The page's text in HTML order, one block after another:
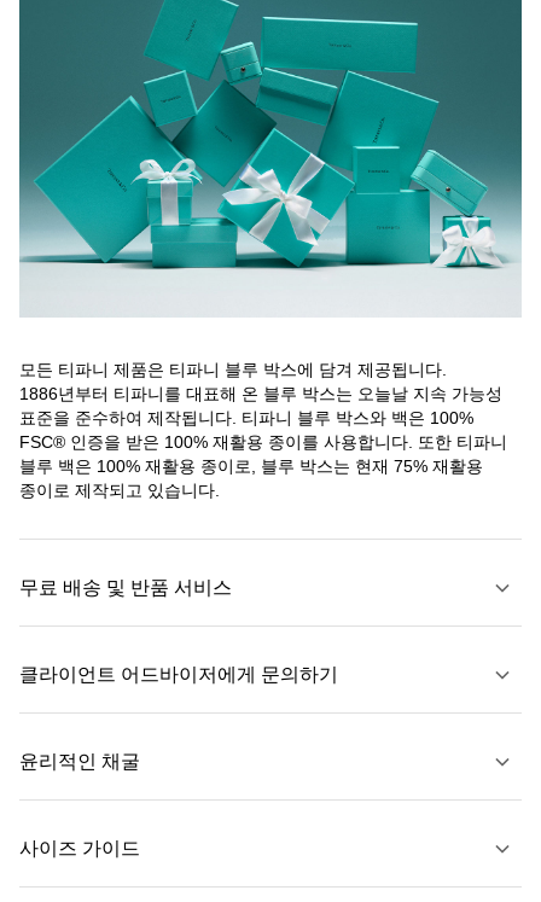
모든 티파니 제품은 티파니 블루 박스에 담겨 제공됩니다.
1886년부터 티파니를 대표해 온 블루 박스는 오늘날 지속 가능성
표준을 준수하여 제작됩니다. 티파니 블루 박스와 백은 100%
FSC® 인증을 받은 100% 재활용 종이를 사용합니다. 또한 티파니
블루 백은 100% 재활용 종이로, 블루 박스는 현재 75% 재활용
종이로 제작되고 있습니다.
무료 배송 및 반품 서비스
자세히 보기
클라이언트 어드바이저에게 문의하기
윤리적인 채굴
사이즈 가이드